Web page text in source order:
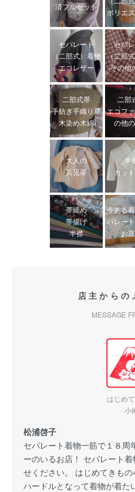
済フルセット
ポリエ
セパレート
（二部式）着物
エコレザー
セパ
（二部
その他
二部式帯
手紡ぎ手織り草
木染め木綿
二部
エコフ
の他
大人の
兵児帯
半
カッ
帯締め
帯揚げ
半襟
今ある
パレー
お
店主からの
MESSAGE
はじめ
小
松浦啓子
セパレート着物一筋で１８周
ーのいるお店！ セパレート
せください。 はじめてきも
ハードルとなって着物が着た